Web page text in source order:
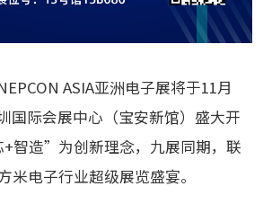
ASIA亚洲电子展将于11月
国际会展中心（宝安新馆）盛大开
智造”为创新理念，九展同期，联
米电子行业超级展览盛宴。